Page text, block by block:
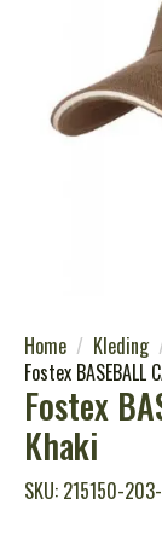
Home Kleding
Fostex BASEBALL
Fostex
Khaki
SKU: 215150-